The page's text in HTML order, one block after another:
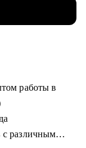
работы в
с различным